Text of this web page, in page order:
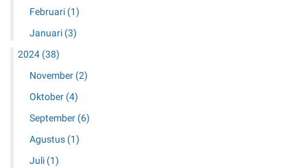
Februari (1)
Januari (3)
2024 (38)
November (2)
Oktober (4)
September (6)
Agustus (1)
Juli (1)